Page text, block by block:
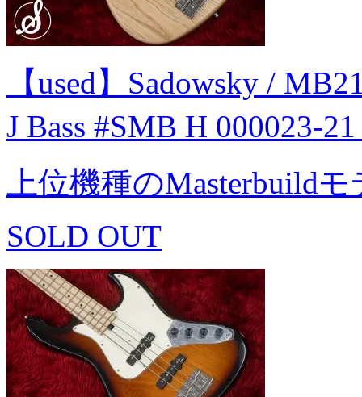
【used】Sadowsky /
J Bass #SMB H 000023-
上位機種のMasterbuild
SOLD OUT